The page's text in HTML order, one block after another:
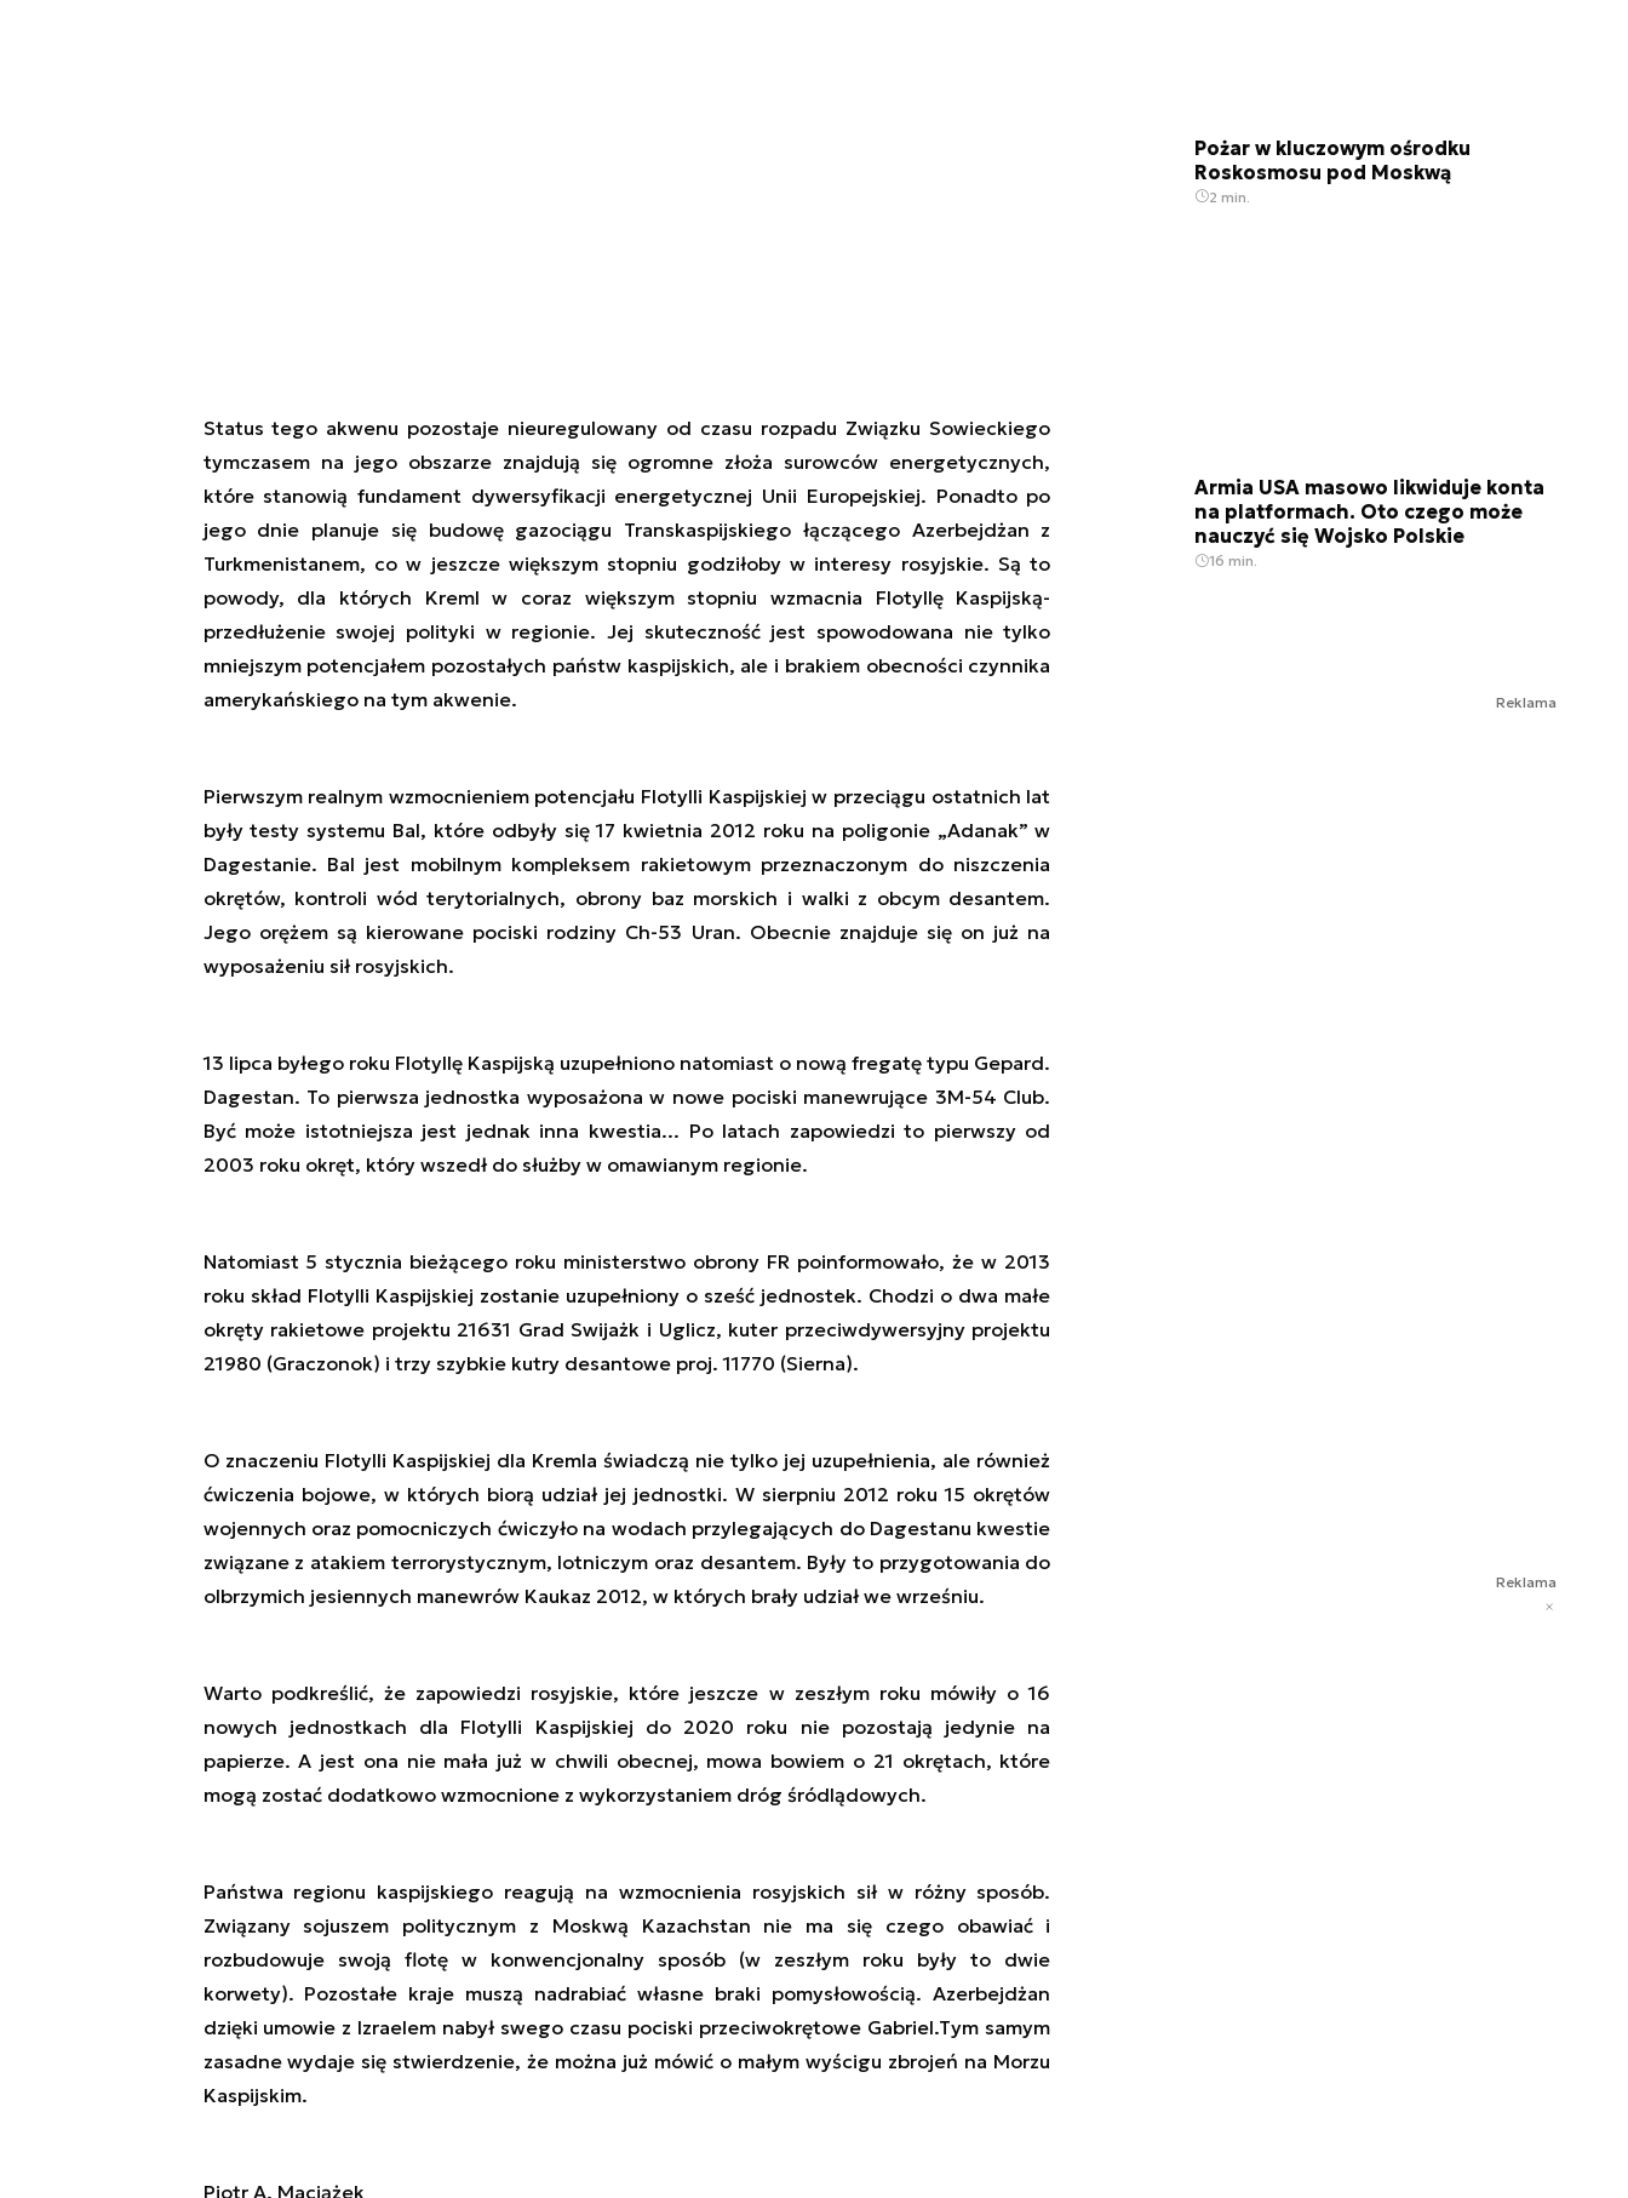
Status tego akwenu pozostaje nieuregulowany od czasu rozpadu Związku Sowieckiego
tymczasem na jego obszarze znajdują się ogromne złoża surowców energetycznych,
które stanowią fundament dywersyfikacji energetycznej Unii Europejskiej. Ponadto po
jego dnie planuje się budowę gazociągu Transkaspijskiego łączącego Azerbejdżan z
Turkmenistanem, co w jeszcze większym stopniu godziłoby w interesy rosyjskie. Są to
powody, dla których Kreml w coraz większym stopniu wzmacnia Flotyllę Kaspijską-
przedłużenie swojej polityki w regionie. Jej skuteczność jest spowodowana nie tylko
mniejszym potencjałem pozostałych państw kaspijskich, ale i brakiem obecności czynnika
amerykańskiego na tym akwenie.
Pierwszym realnym wzmocnieniem potencjału Flotylli Kaspijskiej w przeciągu ostatnich lat
były testy systemu Bal, które odbyły się 17 kwietnia 2012 roku na poligonie „Adanak” w
Dagestanie. Bal jest mobilnym kompleksem rakietowym przeznaczonym do niszczenia
okrętów, kontroli wód terytorialnych, obrony baz morskich i walki z obcym desantem.
Jego orężem są kierowane pociski rodziny Ch-53 Uran. Obecnie znajduje się on już na
wyposażeniu sił rosyjskich.
13 lipca byłego roku Flotyllę Kaspijską uzupełniono natomiast o nową fregatę typu Gepard.
Dagestan. To pierwsza jednostka wyposażona w nowe pociski manewrujące 3M-54 Club.
Być może istotniejsza jest jednak inna kwestia... Po latach zapowiedzi to pierwszy od
2003 roku okręt, który wszedł do służby w omawianym regionie.
Natomiast 5 stycznia bieżącego roku ministerstwo obrony FR poinformowało, że w 2013
roku skład Flotylli Kaspijskiej zostanie uzupełniony o sześć jednostek. Chodzi o dwa małe
okręty rakietowe projektu 21631 Grad Swijażk i Uglicz, kuter przeciwdywersyjny projektu
21980 (Graczonok) i trzy szybkie kutry desantowe proj. 11770 (Sierna).
O znaczeniu Flotylli Kaspijskiej dla Kremla świadczą nie tylko jej uzupełnienia, ale również
ćwiczenia bojowe, w których biorą udział jej jednostki. W sierpniu 2012 roku 15 okrętów
wojennych oraz pomocniczych ćwiczyło na wodach przylegających do Dagestanu kwestie
związane z atakiem terrorystycznym, lotniczym oraz desantem. Były to przygotowania do
olbrzymich jesiennych manewrów Kaukaz 2012, w których brały udział we wrześniu.
Warto podkreślić, że zapowiedzi rosyjskie, które jeszcze w zeszłym roku mówiły o 16
nowych jednostkach dla Flotylli Kaspijskiej do 2020 roku nie pozostają jedynie na
papierze. A jest ona nie mała już w chwili obecnej, mowa bowiem o 21 okrętach, które
mogą zostać dodatkowo wzmocnione z wykorzystaniem dróg śródlądowych.
Państwa regionu kaspijskiego reagują na wzmocnienia rosyjskich sił w różny sposób.
Związany sojuszem politycznym z Moskwą Kazachstan nie ma się czego obawiać i
rozbudowuje swoją flotę w konwencjonalny sposób (w zeszłym roku były to dwie
korwety). Pozostałe kraje muszą nadrabiać własne braki pomysłowością. Azerbejdżan
dzięki umowie z Izraelem nabył swego czasu pociski przeciwokrętowe Gabriel.Tym samym
zasadne wydaje się stwierdzenie, że można już mówić o małym wyścigu zbrojeń na Morzu
Kaspijskim.
Piotr A. Maciążek
Pożar w kluczowym ośrodku
Roskosmosu pod Moskwą
2 min.
Armia USA masowo likwiduje konta
na platformach. Oto czego może
nauczyć się Wojsko Polskie
16 min.
Reklama
Reklama